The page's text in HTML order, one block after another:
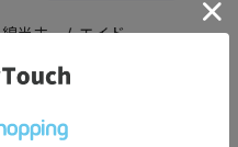
綿半ホームエイド
おすだけノーマットスプレー
200日分
￥987